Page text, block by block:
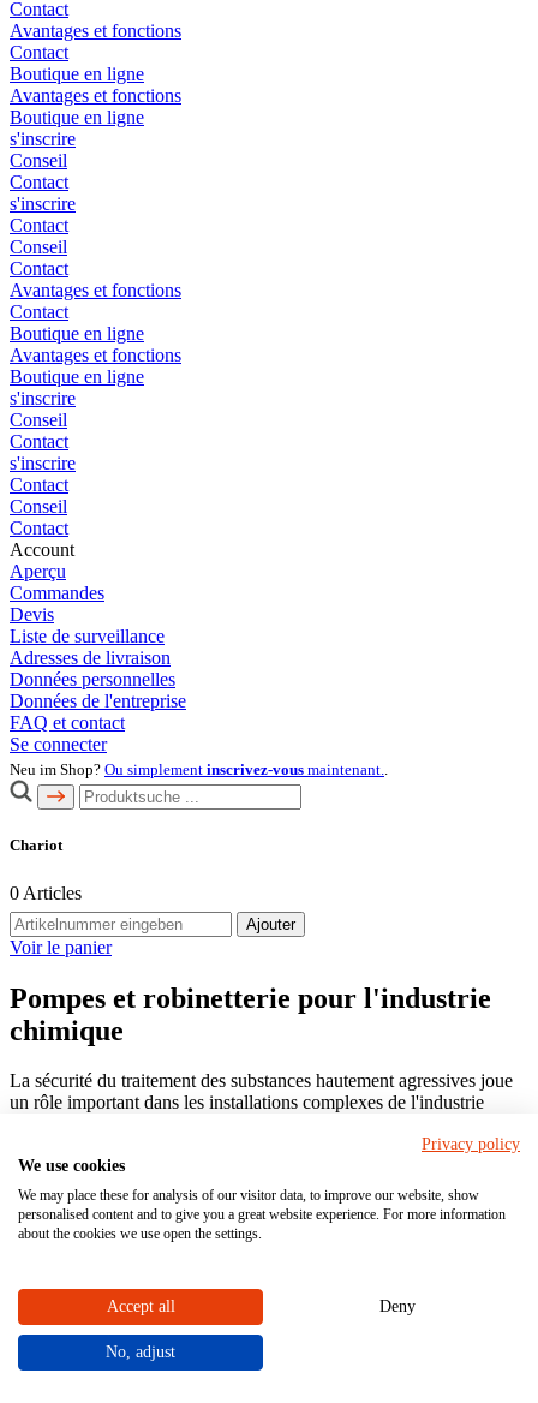
Contact
Avantages et fonctions
Contact
Boutique en ligne
Avantages et fonctions
Boutique en ligne
s'inscrire
Conseil
Contact
s'inscrire
Contact
Conseil
Contact
Avantages et fonctions
Contact
Boutique en ligne
Avantages et fonctions
Boutique en ligne
s'inscrire
Conseil
Contact
s'inscrire
Contact
Conseil
Contact
Account
Aperçu
Commandes
Devis
Liste de surveillance
Adresses de livraison
Données personnelles
Données de l'entreprise
FAQ et contact
Se connecter
Neu im Shop? Ou simplement inscrivez-vous maintenant..
Chariot
0 Articles
Ajouter
Voir le panier
Pompes et robinetterie pour l'industrie
chimique
La sécurité du traitement des substances hautement agressives joue
un rôle important dans les installations complexes de l'industrie
position clé dans les installations de ce secteur. Dans l'industrie
chimique en particulier, la manipulation correcte de produits
chimiques agressifs, abrasifs et corrosifs est de la plus haute
importance pour les personnes, l'environnement et le fonctionnement
des installations. Nos pompes et notre robinetterie résistantes en
Accueil
Privacy policy
We use cookies
We may place these for analysis of our visitor data, to improve our website, show
personalised content and to give you a great website experience. For more information
about the cookies we use open the settings.
Accept all Deny
No, adjust